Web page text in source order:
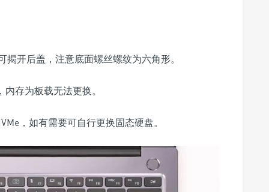
开后盖，注意底面螺丝螺纹为六角形。
存为板载无法更换。
，如有需要可自行更换固态硬盘。